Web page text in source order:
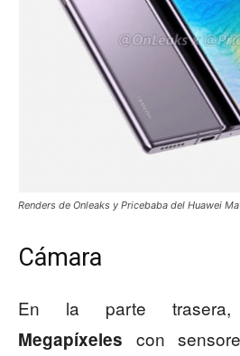
Renders de Onleaks y Pricebaba del Huawei
Cámara
En la parte trasera,
Megapíxeles con